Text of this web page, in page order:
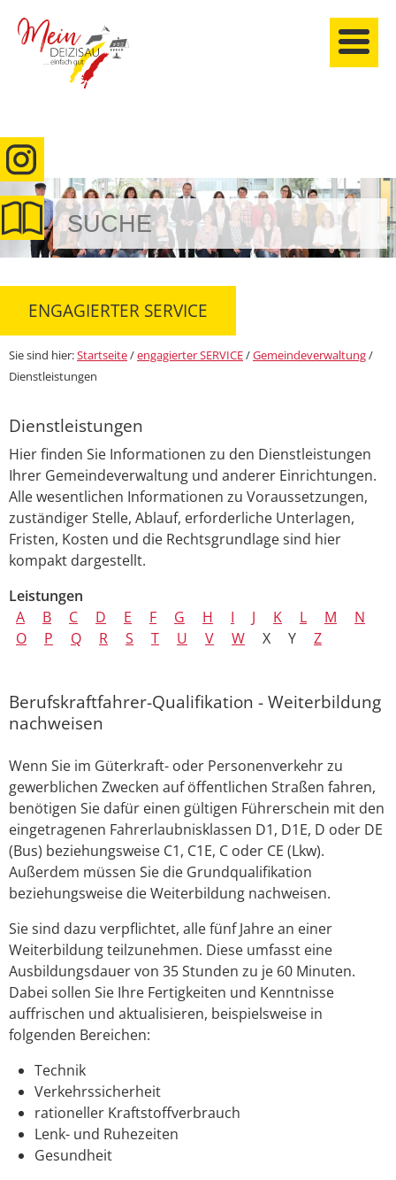
anmelden
ENGAGIERTER SERVICE
Sie sind hier:Startseite/engagierter SERVICE/Gemeindeverwaltung/
Dienstleistungen
Dienstleistungen
Hier finden Sie Informationen zu den Dienstleistungen
Ihrer Gemeindeverwaltung und anderer Einrichtungen.
Alle wesentlichen Informationen zu Voraussetzungen,
zuständiger Stelle, Ablauf, erforderliche Unterlagen,
Fristen, Kosten und die Rechtsgrundlage sind hier
kompakt dargestellt.
Leistungen
A
B C D E F G H I J K L M
N
O
P Q R S T U V W X Y Z
Berufskraftfahrer-Qualifikation - Weiterbildung
nachweisen
Wenn Sie im Güterkraft- oder Personenverkehr zu
gewerblichen Zwecken auf öffentlichen Straßen fahren,
benötigen Sie dafür einen gültigen Führerschein mit den
eingetragenen Fahrerlaubnisklassen D1, D1E, D oder DE
(Bus) beziehungsweise C1, C1E, C oder CE (Lkw).
Außerdem müssen Sie die Grundqualifikation
beziehungsweise die Weiterbildung nachweisen.
Sie sind dazu verpflichtet, alle fünf Jahre an einer
Weiterbildung teilzunehmen. Diese umfasst eine
Ausbildungsdauer von 35 Stunden zu je 60 Minuten.
Dabei sollen Sie Ihre Fertigkeiten und Kenntnisse
auffrischen und aktualisieren, beispielsweise in
folgenden Bereichen:
Technik
Verkehrssicherheit
rationeller Kraftstoffverbrauch
Lenk- und Ruhezeiten
Gesundheit